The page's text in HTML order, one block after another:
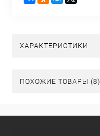
ХАРАКТЕРИСТИКИ
ПОХОЖИЕ ТОВАРЫ (8)